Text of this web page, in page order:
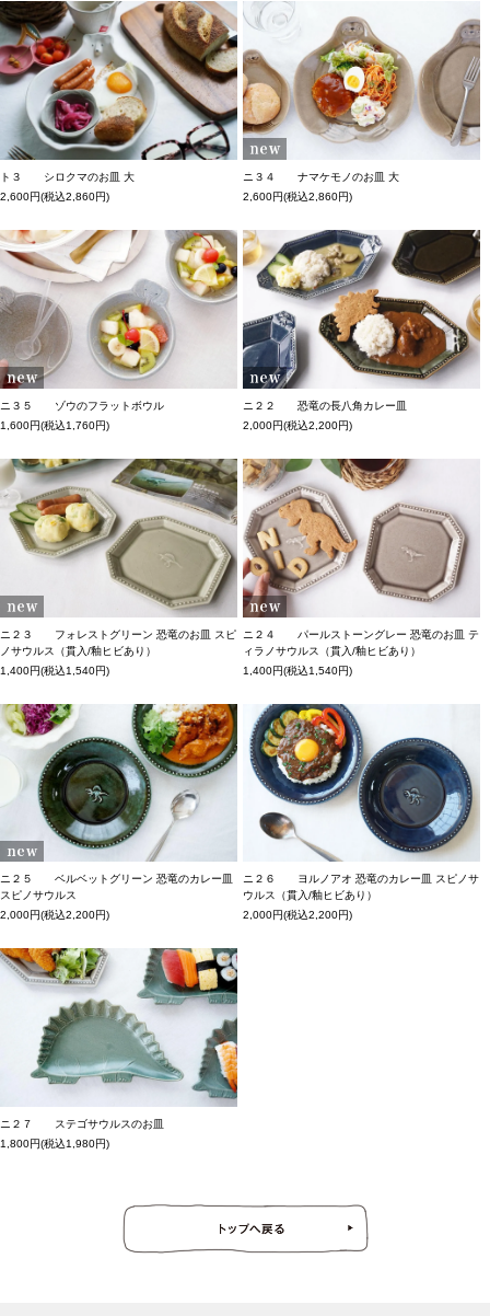
ト３ シロクマのお皿 大
2,600円(税込2,860円)
ニ３４ ナマケモノのお皿 大
2,600円(税込2,860円)
ニ３５ ゾウのフラットボウル
1,600円(税込1,760円)
ニ２２ 恐竜の長八角カレー皿
2,000円(税込2,200円)
ニ２３ フォレストグリーン 恐竜のお皿 スピ
ノサウルス（貫入/釉ヒビあり）
1,400円(税込1,540円)
ニ２４ パールストーングレー 恐竜のお皿 テ
ィラノサウルス（貫入/釉ヒビあり）
1,400円(税込1,540円)
ニ２５ ベルベットグリーン 恐竜のカレー皿
スピノサウルス
2,000円(税込2,200円)
ニ２６ ヨルノアオ 恐竜のカレー皿 スピノサ
ウルス（貫入/釉ヒビあり）
2,000円(税込2,200円)
ニ２７ ステゴサウルスのお皿
1,800円(税込1,980円)